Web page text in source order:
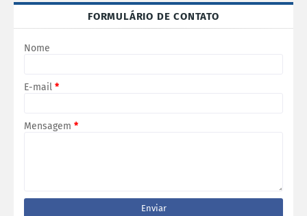
FORMULÁRIO DE CONTATO
Nome
E-mail *
Mensagem *